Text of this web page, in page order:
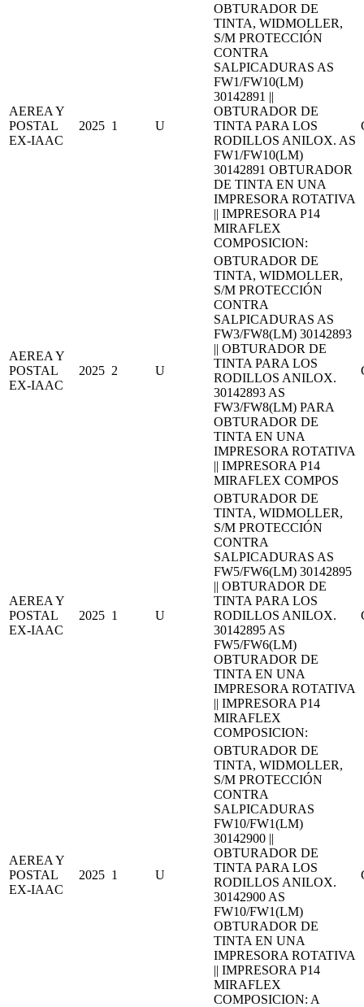
AEREA Y
POSTAL
EX-IAAC
2025 1 U
OBTURADOR DE
TINTA, WIDMOLLER,
S/M PROTECCIÓN
CONTRA
SALPICADURAS AS
FW1/FW10(LM)
30142891 ||
OBTURADOR DE
TINTA PARA LOS
RODILLOS ANILOX. AS
FW1/FW10(LM)
30142891 OBTURADOR
DE TINTA EN UNA
IMPRESORA ROTATIVA
|| IMPRESORA P14
MIRAFLEX
COMPOSICION:
AEREA Y
POSTAL
EX-IAAC
2025 2 U
OBTURADOR DE
TINTA, WIDMOLLER,
S/M PROTECCIÓN
CONTRA
SALPICADURAS AS
FW3/FW8(LM) 30142893
|| OBTURADOR DE
TINTA PARA LOS
RODILLOS ANILOX.
30142893 AS
FW3/FW8(LM) PARA
OBTURADOR DE
TINTA EN UNA
IMPRESORA ROTATIVA
|| IMPRESORA P14
MIRAFLEX COMPOS
AEREA Y
POSTAL
EX-IAAC
2025 1 U
OBTURADOR DE
TINTA, WIDMOLLER,
S/M PROTECCIÓN
CONTRA
SALPICADURAS AS
FW5/FW6(LM) 30142895
|| OBTURADOR DE
TINTA PARA LOS
RODILLOS ANILOX.
30142895 AS
FW5/FW6(LM)
OBTURADOR DE
TINTA EN UNA
IMPRESORA ROTATIVA
|| IMPRESORA P14
MIRAFLEX
COMPOSICION:
AEREA Y
POSTAL
EX-IAAC
2025 1 U
OBTURADOR DE
TINTA, WIDMOLLER,
S/M PROTECCIÓN
CONTRA
SALPICADURAS
FW10/FW1(LM)
30142900 ||
OBTURADOR DE
TINTA PARA LOS
RODILLOS ANILOX.
30142900 AS
FW10/FW1(LM)
OBTURADOR DE
TINTA EN UNA
IMPRESORA ROTATIVA
|| IMPRESORA P14
MIRAFLEX
COMPOSICION: A